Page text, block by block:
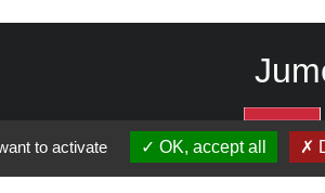
Rhône-Alpes
l'Isère
to activate OK, accept all